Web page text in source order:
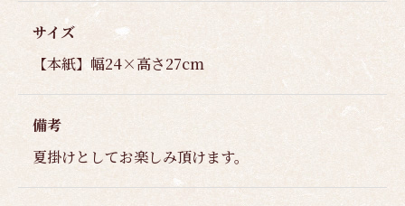
サイズ
【本紙】幅24×高さ27cm
備考
夏掛けとしてお楽しみ頂けます。